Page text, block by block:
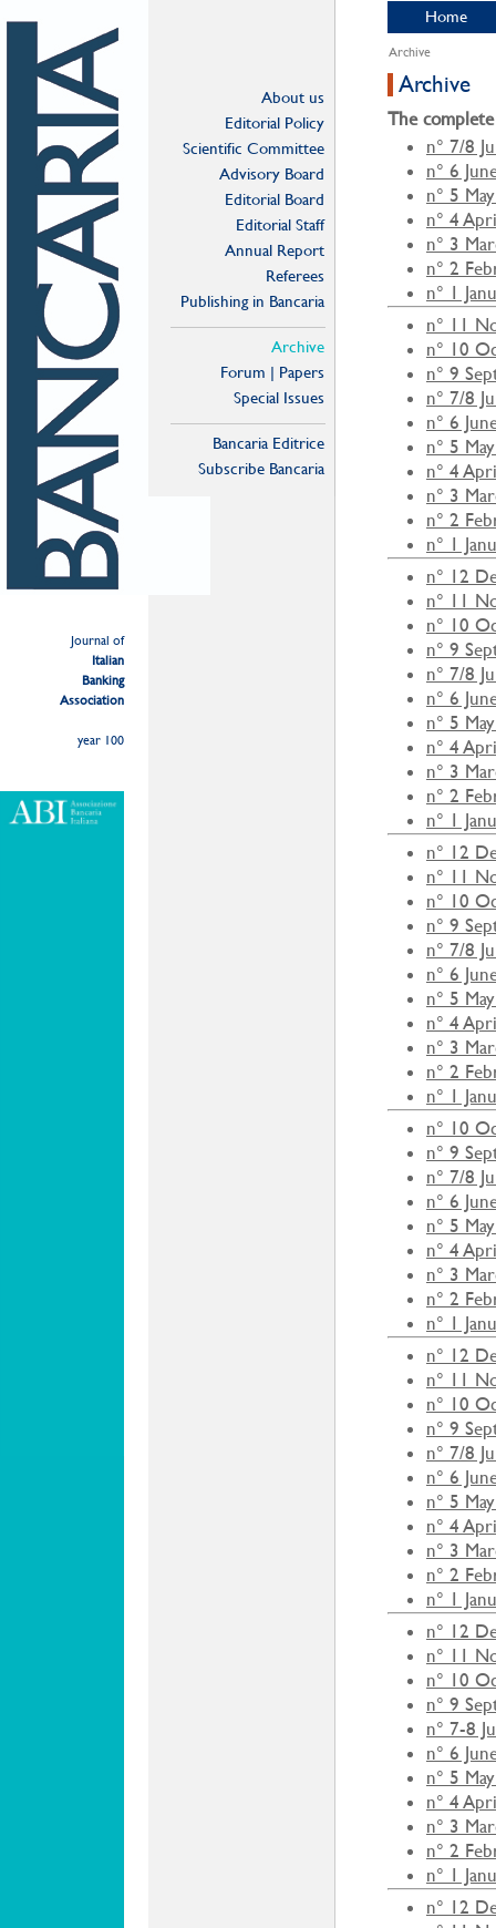
Journal of
Italian
Banking
Association
year 100
About us
Editorial Policy
Scientific Committee
Advisory Board
Editorial Board
Editorial Staff
Annual Report
Referees
Publishing in Bancaria
Archive
Forum | Papers
Special Issues
Bancaria Editrice
Subscribe Bancaria
Home
Archive
Archive
The
n° 7/8
n° 6
n° 5
n° 4
n° 3
n° 2
n° 1
n° 11
n° 10
n° 9
n° 7/8
n° 6
n° 5
n° 4
n° 3
n° 2
n° 1
n° 12
n° 11
n° 10
n° 9
n° 7/8
n° 6
n° 5
n° 4
n° 3
n° 2
n° 1
n° 12
n° 11
n° 10
n° 9
n° 7/8
n° 6
n° 5
n° 4
n° 3
n° 2
n° 1
n° 10
n° 9
n° 7/8
n° 6
n° 5
n° 4
n° 3
n° 2
n° 1
n° 12
n° 11
n° 10
n° 9
n° 7/8
n° 6
n° 5
n° 4
n° 3
n° 2
n° 1
n° 12
n° 11
n° 10
n° 9
n° 7-8
n° 6
n° 5
n° 4
n° 3
n° 2
n° 1
n° 12